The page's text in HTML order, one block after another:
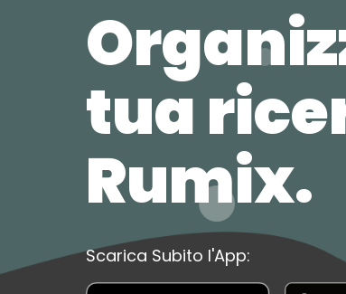
tua
Rumix.
Scarica Subito l'App: